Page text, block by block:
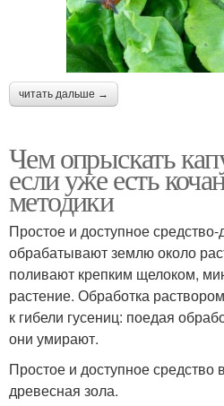
читать дальше →
Чем опрыскать
если уже есть
методики
Простое и доступное
обрабатывают землю около
поливают крепким щелоком,
растение. Обработка
к гибели гусениц: поедая
они умирают.
Простое и доступное
древесная зола.